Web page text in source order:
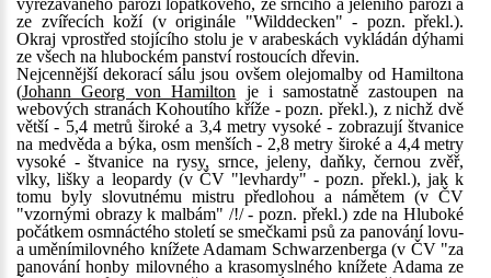
vyřezávaného paroží lopatkového, ze srnčího a jeleního paroží a
ze zvířecích koží (v originále "Wilddecken" - pozn. překl.).
Okraj vprostřed stojícího stolu je v arabeskách vykládán dýhami
ze všech na hlubockém panství rostoucích dřevin.
Nejcennější dekorací sálu jsou ovšem olejomalby od Hamiltona
(Johann Georg von Hamilton je i samostatně zastoupen na
webových stranách Kohoutího kříže - pozn. překl.), z nichž dvě
větší - 5,4 metrů široké a 3,4 metry vysoké - zobrazují štvanice
na medvěda a býka, osm menších - 2,8 metry široké a 4,4 metry
vysoké - štvanice na rysy, srnce, jeleny, daňky, černou zvěř,
vlky, lišky a leopardy (v ČV "levhardy" - pozn. překl.), jak k
tomu byly slovutnému mistru předlohou a námětem (v ČV
"vzornými obrazy k malbám" /!/ - pozn. překl.) zde na Hluboké
počátkem osmnáctého století se smečkami psů za panování lovu-
a uměnímilovného knížete Adamam Schwarzenberga (v ČV "za
panování honby milovného a krasomyslného knížete Adama ze